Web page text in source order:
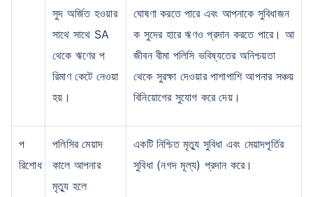
সুদ অর্জিত হওয়ার
সাথে সাথে SA
থেকে ঋণের প
রিমাণ কেটে নেওয়া
হয়।
ঘোষণা করতে পারে এবং আপনাকে সুবিধাজন
ক সুদের হারে ঋণও প্রদান করতে পারে। আ
জীবন বীমা পলিসি ভবিষ্যতের অনিশ্চয়তা
থেকে সুরক্ষা দেওয়ার পাশাপাশি আপনার সঞ্চয়
বিনিয়োগের সুযোগ করে দেয়।
প
রিশোধ
পলিসির মেয়াদ
কালে আপনার
মৃত্যু হলে
একটি নিশ্চিত মৃত্যু সুবিধা এবং মেয়াদপূর্তির
সুবিধা (নগদ মূল্য) প্রদান করে।
₹ ১,৩৭৬/মাস*
আপনার পরিবারের সুরক্ষা মাত্র একটি পদক্ষেপ দূরে
সঠিক প্ল্যান বেছে নিন
বছর বয়স পর্যন্ত কভার। *₹৬৩০/মাস হল ১ কোটির টার্ম লাইফ ইন্স্যুরেন্সের শুরুর দাম — ধূমপান না করা, পূর্ব-বিদ্যমান কোনো রোগ নেই
এমন ব্যক্তির জন্য, ৪৬ বছর বয়স পর্যন্ত কভার। *₹১,৩৭৬/মাস হল ১ কোটির টার্ম লাইফ ইন্স্যুরেন্সের শুরুর দাম — ধূমপান না করা,